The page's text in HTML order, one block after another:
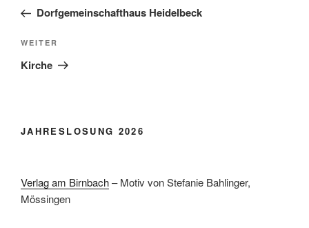
BeitragDorfgemeinschafthaus Heidelbeck
Nächster
Beitrag
WEITER
Kirche
JAHRESLOSUNG 2026
Verlag am Birnbach– Motiv von Stefanie Bahlinger,
Mössingen